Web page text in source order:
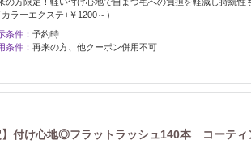
カラーエクステ+￥1200～）
条件： 予約時
条件： 再来の方、他クーポン併用不可
】付け心地◎フラットラッシュ140本 コーティ